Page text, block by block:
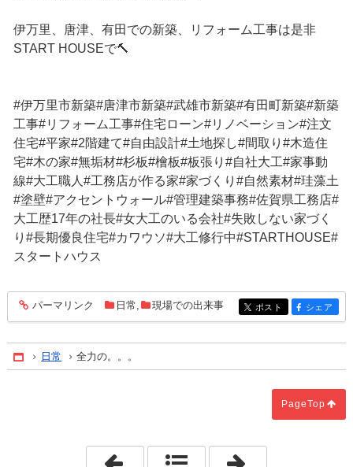
伊万里、唐津、有田での新築、リフォーム工事は是非
START HOUSEで🔨
#伊万里市新築#唐津市新築#武雄市新築#有田町新築#新築
工事#リフォーム工事#住宅ローン#リノベーション#注文
住宅#平家#2階建て#自由設計#土地探し#間取り#木造住
宅#木の家#無垢材#杉板#檜板#板張り#自社大工#家事動
線#大工職人#工務店が作る家#家づくり#自然素材#珪藻土
#塗壁#アクセントウォール#管理建築事務#佐賀県工務店#
大工歴17年の社長#女大工のいる会社#失敗しない家づく
り#長期優良住宅#カワウソ#大工修行中#STARTHOUSE#
スタートハウス
entry279
パーマリンク 日常, 現場での出来事 entry279
ポスト entry279
シェア
Home
日常 全力の。。。
PageTop
「鍋。」